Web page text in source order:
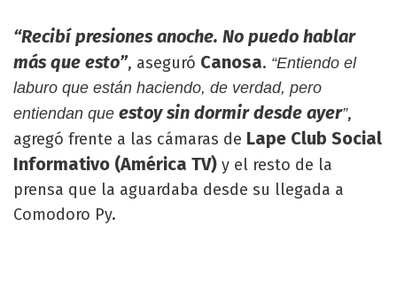
“Recibí presiones anoche. No puedo hablar
más que esto”, aseguró Canosa. “Entiendo el
laburo que están haciendo, de verdad, pero
entiendan que estoy sin dormir desde ayer”,
agregó frente a las cámaras de Lape Club Social
Informativo (América TV) y el resto de la
prensa que la aguardaba desde su llegada a
Comodoro Py.